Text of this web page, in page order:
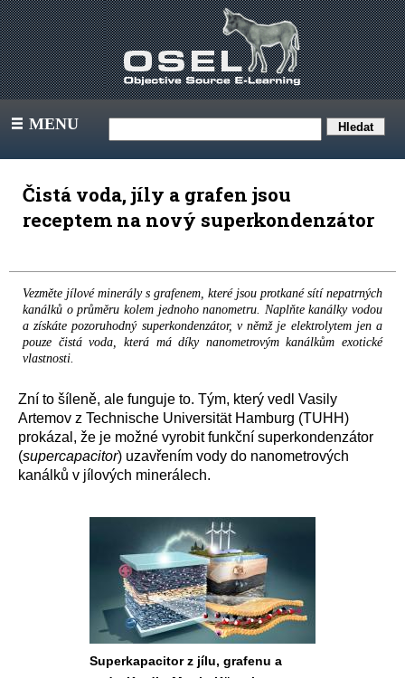
III MENU
Čistá voda, jíly a grafen jsou
receptem na nový superkondenzátor
Vezměte jílové minerály s grafenem, které jsou protkané sítí nepatrných
kanálků o průměru kolem jednoho nanometru. Naplňte kanálky vodou
a získáte pozoruhodný superkondenzátor, v němž je elektrolytem jen a
pouze čistá voda, která má díky nanometrovým kanálkům exotické
vlastnosti.
Zní to šíleně, ale funguje to. Tým, který vedl Vasily
Artemov z Technische Universität Hamburg (TUHH)
prokázal, že je možné vyrobit funkční superkondenzátor
(supercapacitor) uzavřením vody do nanometrových
kanálků v jílových minerálech.
Superkapacitor z jílu, grafenu a